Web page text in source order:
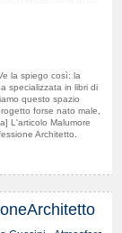
la spiego così: la
specializzata in libri di
questo spazio
forse nato male,
L'articolo Malumore
Architetto.